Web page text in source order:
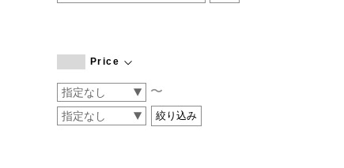
COGTHEBIGSMOKE
CONVERSE
DEAN & DELUCA
Price
〜